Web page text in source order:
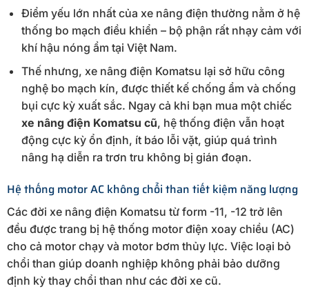
Điểm yếu lớn nhất của xe nâng điện thường nằm ở hệ
thống bo mạch điều khiển – bộ phận rất nhạy cảm với
khí hậu nóng ẩm tại Việt Nam.
Thế nhưng, xe nâng điện Komatsu lại sở hữu công
nghệ bo mạch kín, được thiết kế chống ẩm và chống
bụi cực kỳ xuất sắc. Ngay cả khi bạn mua một chiếc
xe nâng điện Komatsu cũ, hệ thống điện vẫn hoạt
động cực kỳ ổn định, ít báo lỗi vặt, giúp quá trình
nâng hạ diễn ra trơn tru không bị gián đoạn.
Hệ thống motor AC không chổi than tiết kiệm năng lượng
Các đời xe nâng điện Komatsu từ form -11, -12 trở lên
đều được trang bị hệ thống motor điện xoay chiều (AC)
cho cả motor chạy và motor bơm thủy lực. Việc loại bỏ
chổi than giúp doanh nghiệp không phải bảo dưỡng
định kỳ thay chổi than như các đời xe cũ.